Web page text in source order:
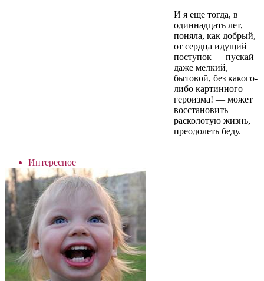
И я еще тогда, в
одиннадцать лет,
поняла, как добрый,
от сердца идущий
поступок — пускай
даже мелкий,
бытовой, без какого-
либо картинного
героизма! — может
восстановить
расколотую жизнь,
преодолеть беду.
Интересное